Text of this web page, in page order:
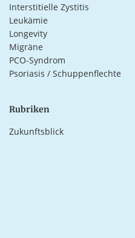
Interstitielle Zystitis
Leukämie
Longevity
Migräne
PCO-Syndrom
Psoriasis / Schuppenflechte
Rubriken
Zukunftsblick